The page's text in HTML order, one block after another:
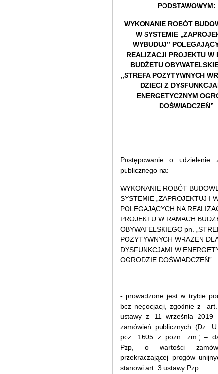
PODSTAWOWYM:
WYKONANIE ROBÓT
W SYSTEMIE
WYBUDUJ”
REALIZACJI PROJEKTU W
BUDŻETU
„STREFA POZYTYWNYCH
DZIECI Z
ENERGETYCZNYM
DOŚWIADCZEŃ”
Postępowanie o udzielenie
publicznego na:
WYKONANIE ROBÓT
SYSTEMIE „ZAPROJEKTUJ I
POLEGAJĄCYCH NA
PROJEKTU W RAMACH
OBYWATELSKIEGO pn.
POZYTYWNYCH WRAŻEŃ
DYSFUNKCJAMI W
OGRODZIE DOŚWIADCZEŃ”
- prowadzone jest w trybie
bez negocjacji, zgodnie z
ustawy z 11 września 2019
zamówień publicznych (Dz.
poz. 1605 z późn. zm.) –
Pzp, o wartości
przekraczającej progów
stanowi art. 3 ustawy Pzp.